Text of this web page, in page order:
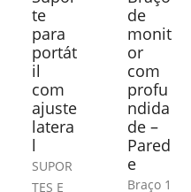
te
para
portát
il
com
ajuste
latera
l
SUPOR
TES E
de
monit
or
com
profu
ndida
de –
Pared
e
Braço 1